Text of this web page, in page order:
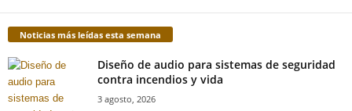
Noticias más leídas esta semana
Diseño de audio para sistemas de seguridad
contra incendios y vida
3 agosto, 2026